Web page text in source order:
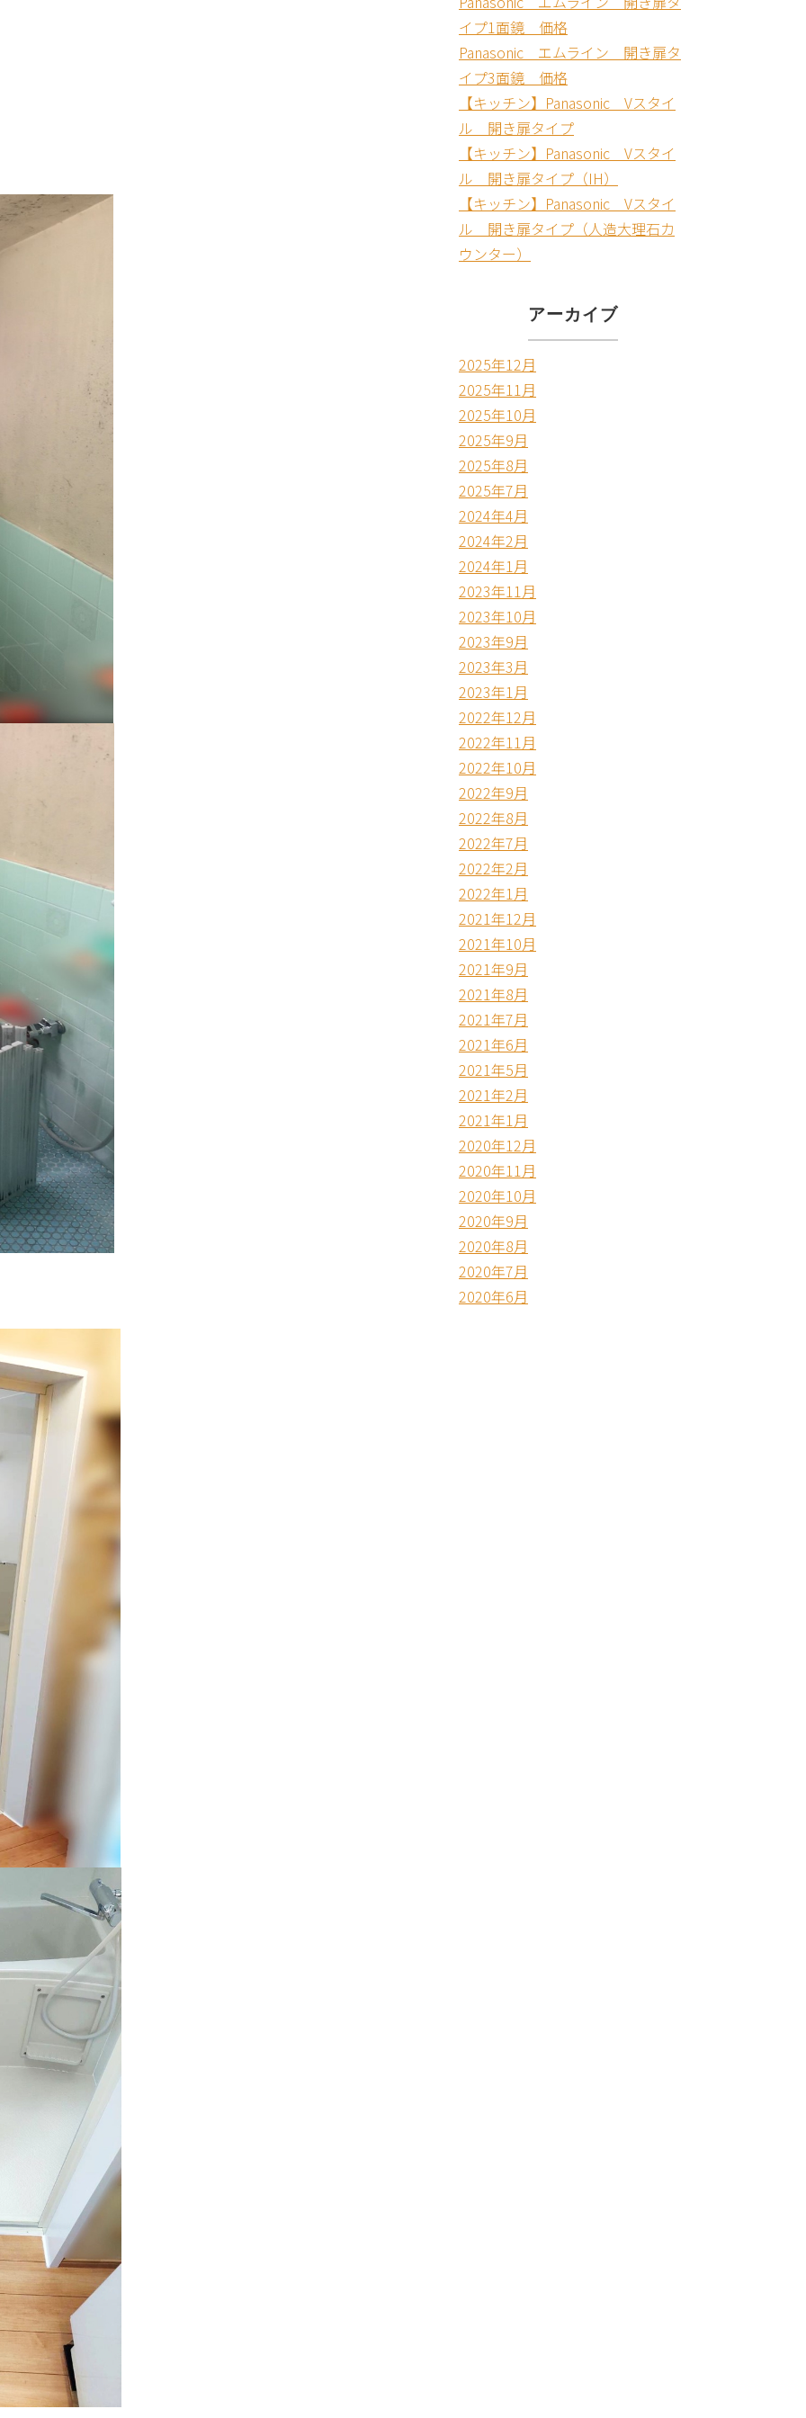
イプ1面鏡 価格
Panasonic エムライン 開き扉タ
イプ3面鏡 価格
【キッチン】Panasonic Vスタイ
ル 開き扉タイプ
【キッチン】Panasonic Vスタイ
ル 開き扉タイプ（IH）
【キッチン】Panasonic Vスタイ
ル 開き扉タイプ（人造大理石カ
ウンター）
アーカイブ
2025年12月
2025年11月
2025年10月
2025年9月
2025年8月
2025年7月
2024年4月
2024年2月
2024年1月
2023年11月
2023年10月
2023年9月
2023年3月
2023年1月
2022年12月
2022年11月
2022年10月
2022年9月
2022年8月
2022年7月
2022年2月
2022年1月
2021年12月
2021年10月
2021年9月
2021年8月
2021年7月
2021年6月
2021年5月
2021年2月
2021年1月
2020年12月
2020年11月
2020年10月
2020年9月
2020年8月
2020年7月
2020年6月